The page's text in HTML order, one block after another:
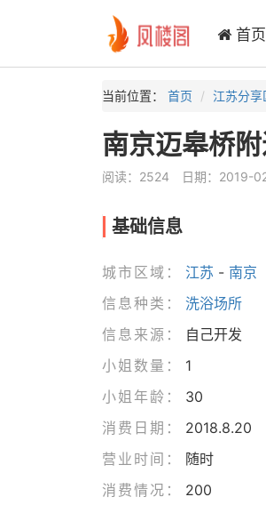
首页
当前位置： 首页 江苏分享
南京迈皋桥
阅读：2524 日期：2019-
基础信息
城市区域： 江苏 - 南京
信息种类：
洗浴场所
信息来源：
自己开发
小姐数量：
1
小姐年龄：
30
消费日期：
2018.8.20
营业时间：
随时
消费情况：
200